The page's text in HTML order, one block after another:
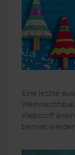
Eine letzte
Klebstoff
bemalt